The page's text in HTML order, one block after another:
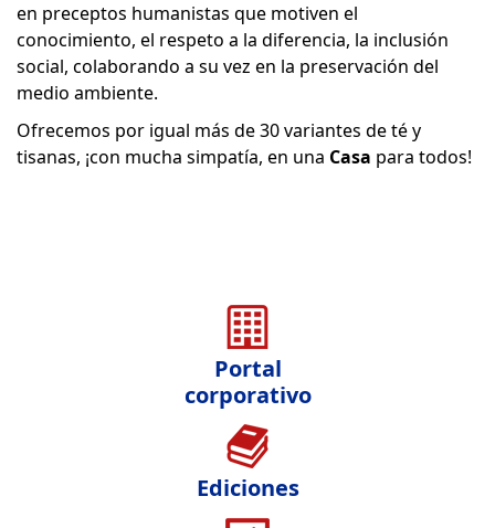
en preceptos humanistas que motiven el
conocimiento, el respeto a la diferencia, la inclusión
social, colaborando a su vez en la preservación del
medio ambiente.
Ofrecemos por igual más de 30 variantes de té y
tisanas, ¡con mucha simpatía, en una Casa para todos!
Portal
corporativo
Ediciones